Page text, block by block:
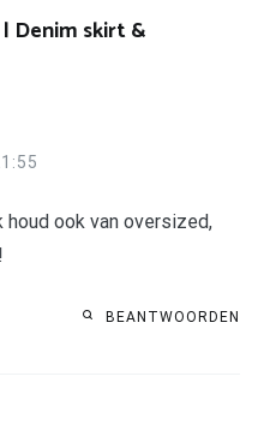
Denim skirt &
ook van oversized,
BEANTWOORDEN